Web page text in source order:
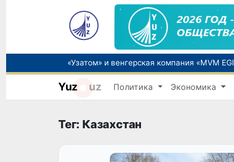
Yuz uz Политика Экономика
Тег: Казахстан